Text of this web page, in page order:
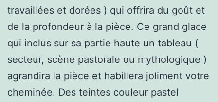
travaillées et dorées ) qui offrira du goût et
de la profondeur à la pièce. Ce grand glace
qui inclus sur sa partie haute un tableau (
secteur, scène pastorale ou mythologique )
agrandira la pièce et habillera joliment votre
cheminée. Des teintes couleur pastel